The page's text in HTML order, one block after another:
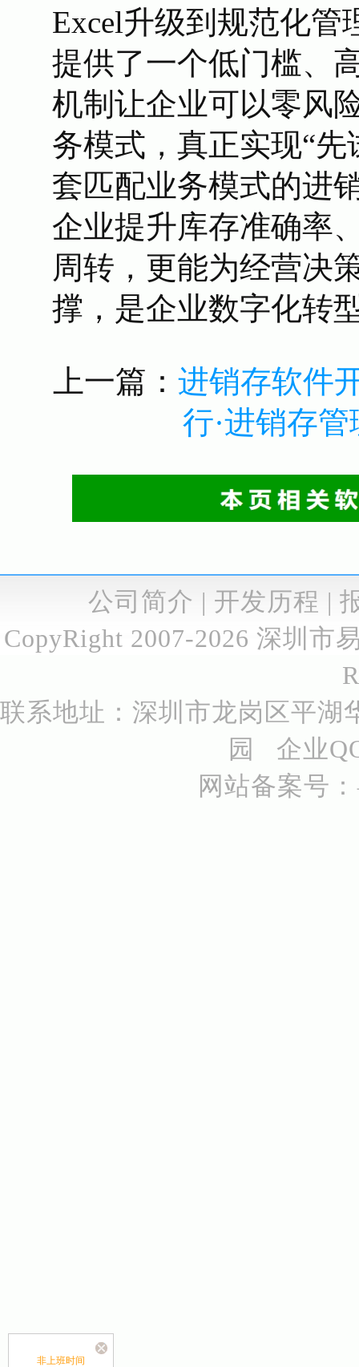
Excel升级到规范化管
提供了一个低门槛、
机制让企业可以零风
务模式，真正实现“
套匹配业务模式的进
企业提升库存准确率
周转，更能为经营决
撑，是企业数字化转
上一篇： 进销存软件
行·进销存
公司简介 | 开发历程 |
CopyRight 2007-2026 深圳市
联系地址：深圳市龙岗区平湖
园 企业
网站备案号：
非上班时间